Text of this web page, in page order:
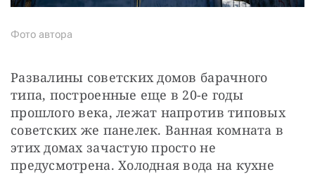
Фото автора
Развалины советских домов барачного
типа, построенные еще в 20-е годы
прошлого века, лежат напротив типовых
советских же панелек. Ванная комната в
этих домах зачастую просто не
предусмотрена. Холодная вода на кухне